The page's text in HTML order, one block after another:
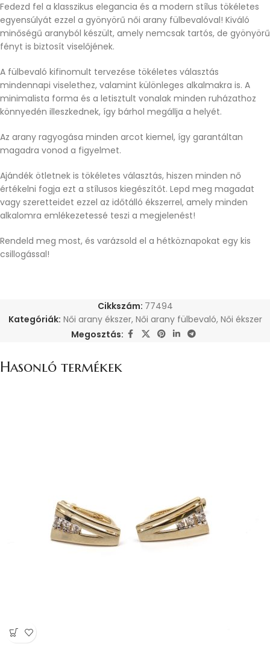
Fedezd fel a klasszikus elegancia és a modern stílus tökéletes
egyensúlyát ezzel a gyönyörű női arany fülbevalóval! Kiváló
minőségű aranyból készült, amely nemcsak tartós, de gyönyörű
fényt is biztosít viselőjének.
A fülbevaló kifinomult tervezése tökéletes választás
mindennapi viselethez, valamint különleges alkalmakra is. A
minimalista forma és a letisztult vonalak minden ruházathoz
könnyedén illeszkednek, így bárhol megállja a helyét.
Az arany ragyogása minden arcot kiemel, így garantáltan
magadra vonod a figyelmet.
Ajándék ötletnek is tökéletes választás, hiszen minden nő
értékelni fogja ezt a stílusos kiegészítőt. Lepd meg magadat
vagy szeretteidet ezzel az időtálló ékszerrel, amely minden
alkalomra emlékezetessé teszi a megjelenést!
Rendeld meg most, és varázsold el a hétköznapokat egy kis
csillogással!
Cikkszám: 77494
Kategóriák: Női arany ékszer, Női arany fülbevaló, Női ékszer
Megosztás:
Hasonló termékek